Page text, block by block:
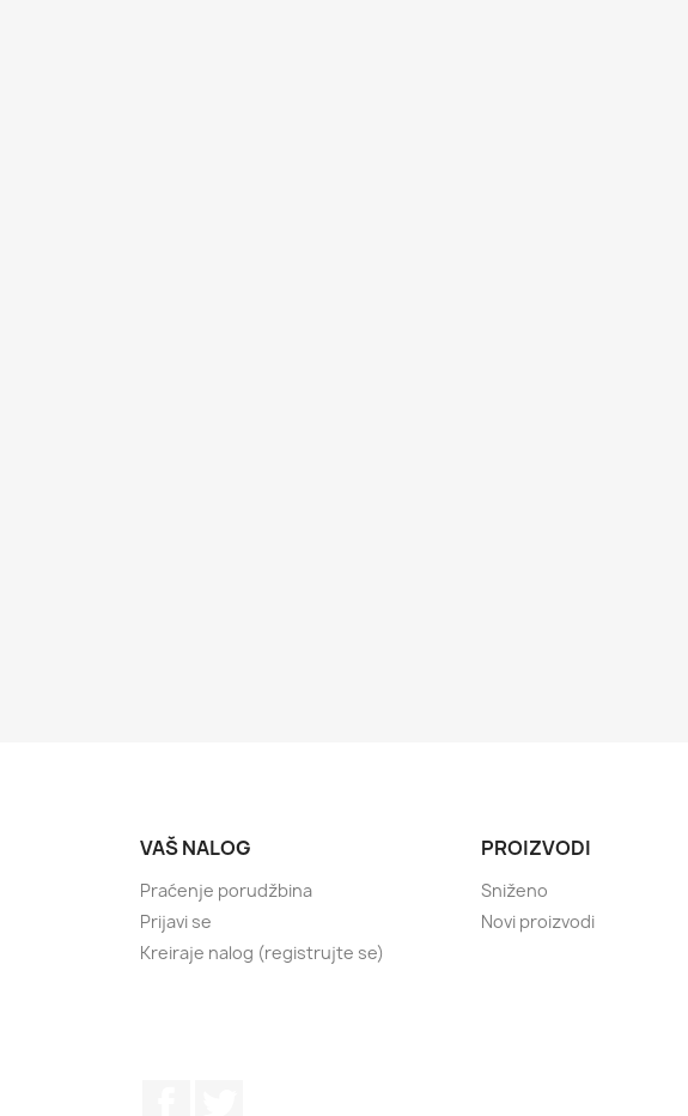
VAŠ NALOG
Praćenje porudžbina
Prijavi se
Kreiraje nalog (registrujte se)
PROIZVODI
Sniženo
Novi proizvodi